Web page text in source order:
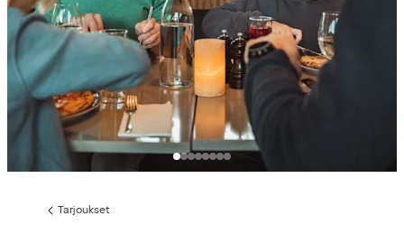
Edellinen
Tarjoukset